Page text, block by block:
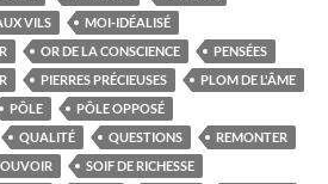
VILS
MOI-IDÉALISÉ
OR DE LA CONSCIENCE
PENSÉES
PIERRES PRÉCIEUSES
PLOM DE L'ÂME
PÔLE
PÔLE OPPOSÉ
QUALITÉ QUESTIONS
REMONTER
SOIF DE RICHESSE